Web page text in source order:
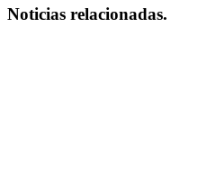
Noticias relacionadas.